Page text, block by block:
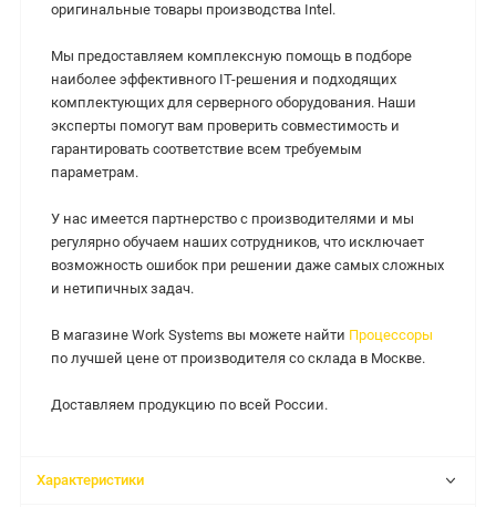
оригинальные товары производства Intel.
Мы предоставляем комплексную помощь в подборе
наиболее эффективного IT-решения и подходящих
комплектующих для серверного оборудования. Наши
эксперты помогут вам проверить совместимость и
гарантировать соответствие всем требуемым
параметрам.
У нас имеется партнерство с производителями и мы
регулярно обучаем наших сотрудников, что исключает
возможность ошибок при решении даже самых сложных
и нетипичных задач.
В магазине Work Systems вы можете найти Процессоры
по лучшей цене от производителя со склада в Москве.
Доставляем продукцию по всей России.
Характеристики